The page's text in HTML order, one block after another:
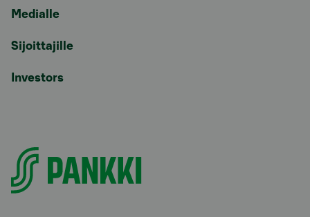
Medialle
Sijoittajille
Investors